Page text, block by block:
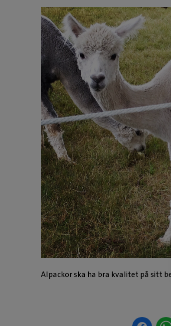
Alpackor ska ha bra kvalitet på sitt